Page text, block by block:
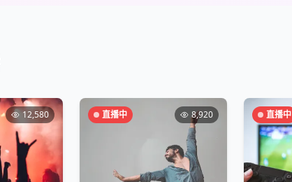
12,580 直播中 8,920 直播中